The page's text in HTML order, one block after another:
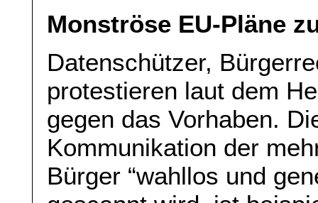
Monströse EU-Pläne
Datenschützer,
protestieren laut dem
gegen das Vorhaben.
Kommunikation der
Bürger “wahllos und